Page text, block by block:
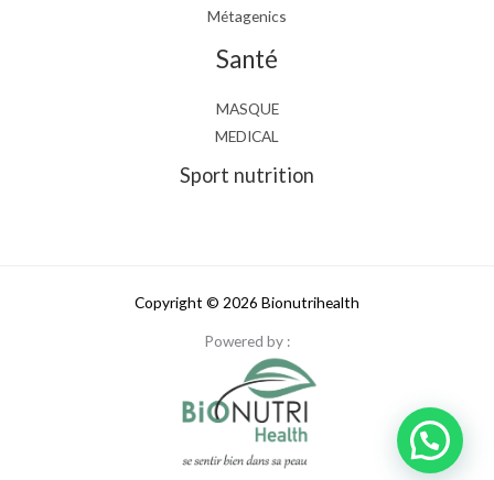
Métagenics
Santé
MASQUE
MEDICAL
Sport nutrition
Copyright © 2026 Bionutrihealth
Powered by :